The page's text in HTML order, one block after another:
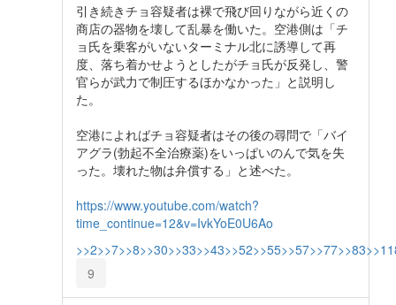
引き続きチョ容疑者は裸で飛び回りながら近くの
商店の器物を壊して乱暴を働いた。空港側は「チ
ョ氏を乗客がいないターミナル北に誘導して再
度、落ち着かせようとしたがチョ氏が反発し、警
官らが武力で制圧するほかなかった」と説明し
た。
空港によればチョ容疑者はその後の尋問で「バイ
アグラ(勃起不全治療薬)をいっぱいのんで気を失
った。壊れた物は弁償する」と述べた。
https://www.youtube.com/watch?
time_continue=12&v=IvkYoE0U6Ao
>>2>>7>>8>>30>>33>>43>>52>>55>>57>>77>>83
9